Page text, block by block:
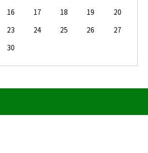
16 17 18 19
20
23 24 25 26
27
30